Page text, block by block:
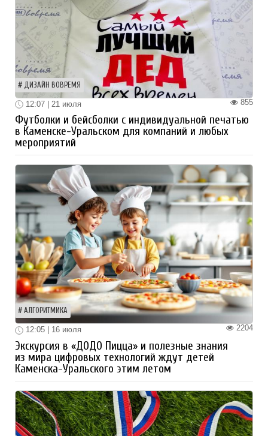
ДИЗАЙН ВОВРЕМЯ
855
12:07 | 21 июля
Футболки и бейсболки с индивидуальной печатью
в Каменске-Уральском для компаний и любых
мероприятий
АЛГОРИТМИКА
2204
12:05 | 16 июля
Экскурсия в «ДОДО Пицца» и полезные знания
из мира цифровых технологий ждут детей
Каменска-Уральского этим летом